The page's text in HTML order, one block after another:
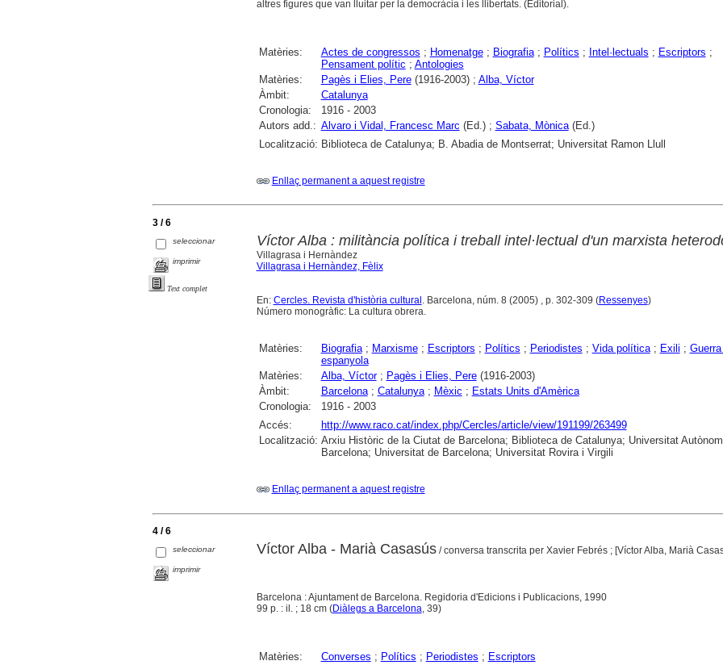
altres figures que van lluitar per la democràcia i les llibertats. (Editorial).
Matèries: Actes de congressos ; Homenatge; Biografia; Polítics ; Intel·lectuals ; Escriptors ;
Pensament polític ; Antologies
Matèries:
Pagès i Elies, Pere(1916-2003) ; Alba, Víctor
Àmbit:
Catalunya
Cronologia:
1916 - 2003
Autors add.: Alvaro i Vidal, Francesc Marc (Ed.) ; Sabata, Mònica(Ed.)
Localització: Biblioteca de Catalunya; B. Abadia de Montserrat; Universitat Ramon Llull
Enllaç permanent a aquest registre
3 / 6
seleccionar
imprimir
Text complet
Víctor Alba : militància política i treball intel·lectual d'un marxista
Villagrasa i Hernàndez
Villagrasa i Hernàndez, Fèlix
En: Cercles. Revista d'història cultural . Barcelona, núm. 8 (2005) , p. 302-309 (Ressenyes)
Número monogràfic: La cultura obrera.
Matèries: Biografia; Marxisme; Escriptors ; Polítics ; Periodistes ; Vida política; Exili ;
espanyola
Matèries:
Alba, Víctor; Pagès i Elies, Pere(1916-2003)
Àmbit:
Barcelona; Catalunya; Mèxic ; Estats Units d'Amèrica
Cronologia:
1916 - 2003
Accés:
http://www.raco.cat/index.php/Cercles/article/view/191199/263499
Localització: Arxiu Històric de la Ciutat de Barcelona; Biblioteca de Catalunya; Universitat
Barcelona; Universitat de Barcelona; Universitat Rovira i Virgili
Enllaç permanent a aquest registre
4 / 6
seleccionar
imprimir
Víctor Alba - Marià Casasús/ conversa transcrita per Xavier Febrés ; [Víctor Alba, Marià
Barcelona : Ajuntament de Barcelona. Regidoria d'Edicions i Publicacions, 1990
99 p. : il. ; 18 cm (Diàlegs a Barcelona, 39)
Matèries: Converses ; Polítics ; Periodistes ; Escriptors